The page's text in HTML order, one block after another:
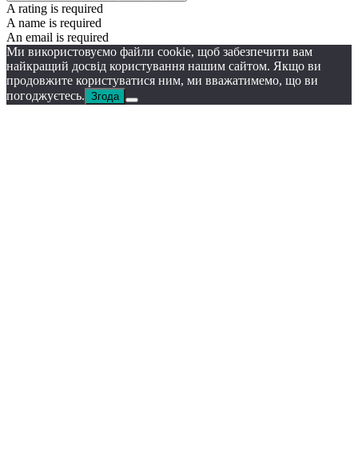
A rating is required
A name is required
An email is required
Ми використовуємо файли cookie, щоб забезпечити вам
найкращий досвід користування нашим сайтом. Якщо ви
продовжите користуватися ним, ми вважатимемо, що ви
погоджуєтесь. Згода